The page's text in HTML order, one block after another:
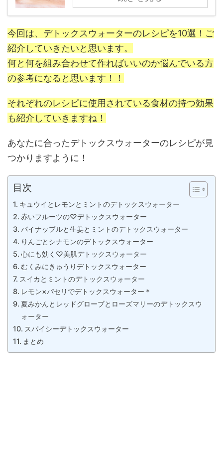
今回は、デトックスウォーターのレシピを10選！ご
紹介していきたいと思います。
何と何を組み合わせて作ればいいのか悩んでいる方
の参考になると思います！！
それぞれのレシピに使用されている食材の持つ効果
も紹介していきますね！
あなたに合ったデトックスウォーターのレシピが見
つかりますように！
目次
キュウイとレモンとミントのデトックスウォーター
赤いフルーツの♡デトックスウォーター
パイナップルと生姜とミントのデトックスウォーター
りんごとシナモンのデトックスウォーター
心にも効く♡美肌デトックスウォーター
むくみにきゅうりデトックスウォーター
スイカとミントのデトックスウォーター
レモン×パセリでデトックスウォーター＊
夏みかんとレッドグローブとローズマリーのデトックスウ
ォーター
スパイシーデトックスウォーター
まとめ